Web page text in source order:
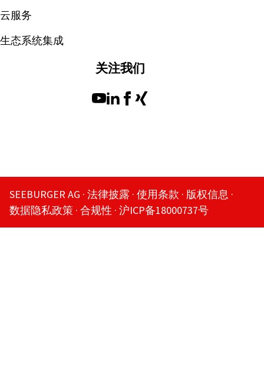
云服务
生态系统集成
关注我们
SEEBURGER AG 法律披露 使用条款
版权信息
数据隐私政策 合规性 沪ICP备18000737号